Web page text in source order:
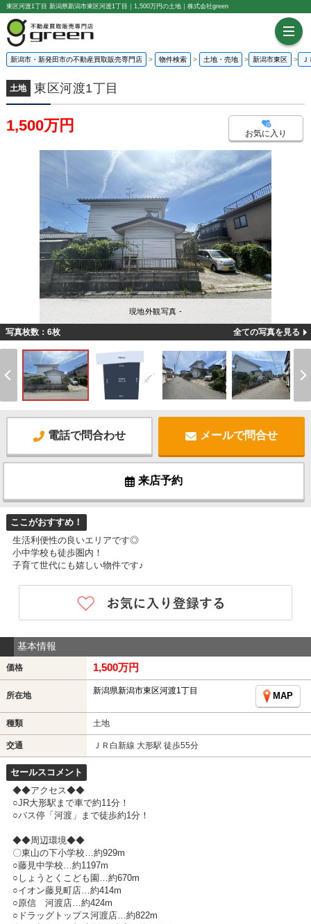
東区河渡1丁目 新潟県新潟市東区河渡1丁目｜1,500万円の土地｜株式会社green
新潟市・新発田市の不動産買取販売専門店 物件検索 土地・売地 新潟市東区
土地 東区河渡1丁目
1,500万円 お気に入り
現地外観写真 -
写真枚数：6枚 全ての写真を見る
電話で問合わせ メールで問合せ
来店予約
ここがおすすめ！
生活利便性の良いエリアです◎
小中学校も徒歩圏内！
子育て世代にも嬉しい物件です♪
基本情報
価格 1,500万円
所在地 新潟県新潟市東区河渡1丁目
MAP
種類 土地
交通 ＪＲ白新線 大形駅 徒歩55分
セールスコメント
◆◆アクセス◆◆
○JR大形駅まで車で約11分！
○バス停「河渡」まで徒歩約1分！
◆◆周辺環境◆◆
〇東山の下小学校…約929m
○藤見中学校…約1197m
○しょうとくこども園…約670m
○イオン藤見町店…約414m
○原信 河渡店…約424m
○ドラッグトップス河渡店…約822m